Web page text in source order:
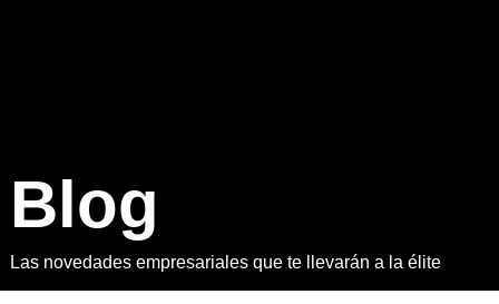
Blog
Las novedades empresariales que te llevarán a la élite